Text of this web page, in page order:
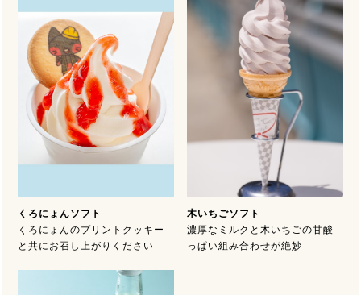
くろにょんソフト
くろにょんのプリントクッキー
と共にお召し上がりください
木いちごソフト
濃厚なミルクと木いちごの甘酸
っぱい組み合わせが絶妙